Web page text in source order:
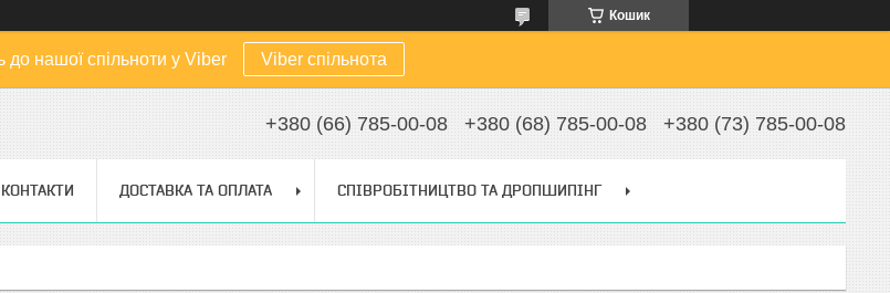
Кошик
до нашої спільноти у Viber Viber спільнота
+380 (66) 785-00-08 +380 (68) 785-00-08 +380 (73) 785-00-08
КОНТАКТИ ДОСТАВКА ТА ОПЛАТА СПІВРОБІТНИЦТВО ТА ДРОПШИПІНГ